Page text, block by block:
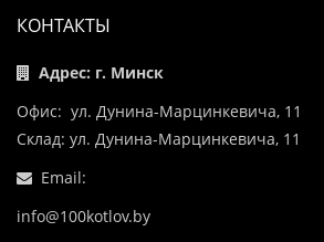
КОНТАКТЫ
Адрес: г. Минск
Офис: ул. Дунина-Марцинкевича, 11
Склад: ул. Дунина-Марцинкевича, 11
Email:
info@100kotlov.by